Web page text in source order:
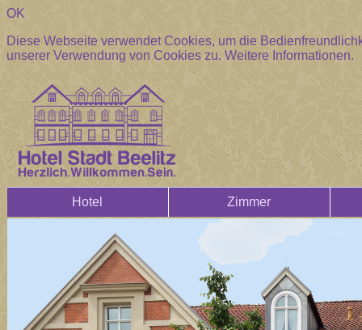
OK
Diese Webseite verwendet Cookies, um die
unserer Verwendung von Cookies zu.Weitere Informationen.
Hotel Zimmer